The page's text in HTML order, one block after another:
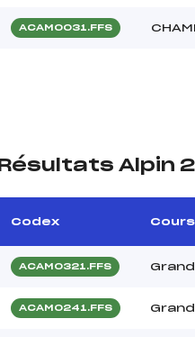
ACAM0031.FFS
Résultats Alpin
Codex
ACAM0321.FFS
ACAM0241.FFS